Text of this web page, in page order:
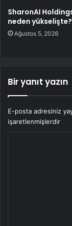
SharonAI
neden yükselişte?
Ağustos 5, 2026
Bir yanıt yazın
E-posta adresiniz
işaretlenmişlerdir